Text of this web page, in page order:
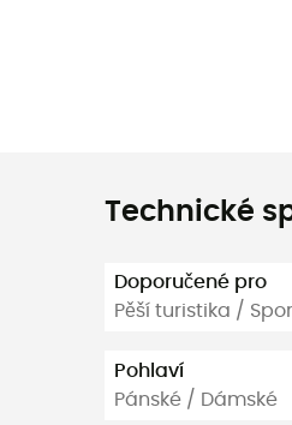
Technické
Doporučené pro
Pěší turistika /
Pohlaví
Pánské / Dámské